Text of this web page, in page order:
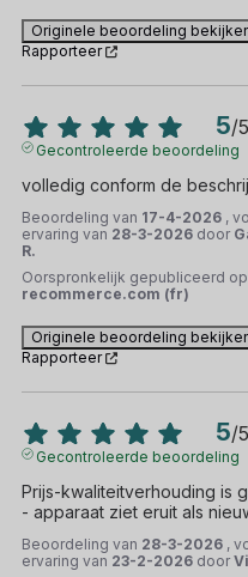
Originele beoordeling
Rapporteer
5/5
Gecontroleerde beoordeling
volledig conform de
Beoordeling van 17-4-2026 ,
ervaring van 28-3-2026 door
R.
Oorspronkelijk gepubliceerd op
recommerce.com (fr)
Originele beoordeling
Rapporteer
5/5
Gecontroleerde beoordeling
Prijs-kwaliteitverhouding is
- apparaat ziet eruit als
Beoordeling van 28-3-2026 ,
ervaring van 23-2-2026 door